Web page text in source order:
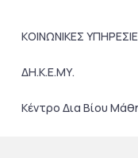
ΚΟΙΝΩΝΙΚΕΣ
ΔΗ.Κ.Ε.ΜΥ.
Κέντρο Δια Βίου